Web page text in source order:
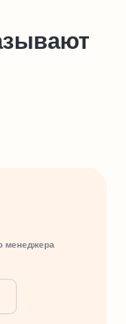
менеджера